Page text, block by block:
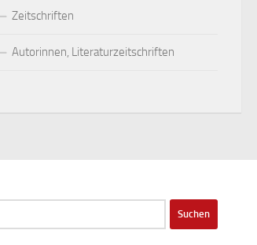
Zeitschriften
Autorinnen, Literaturzeitschriften